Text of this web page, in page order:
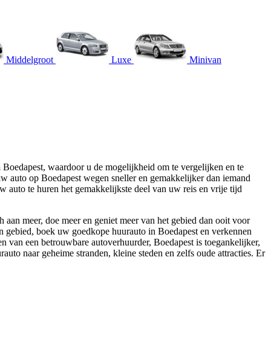
Middelgroot Luxe Minivan
waardoor u de mogelijkheid om te vergelijken en te
auto op Boedapest wegen sneller en gemakkelijker dan iemand
auto te huren het gemakkelijkste deel van uw reis en vrije tijd
meer, doe meer en geniet meer van het gebied dan ooit voor
boek uw goedkope huurauto in Boedapest en verkennen
een betrouwbare autoverhuurder, Boedapest is toegankelijker,
naar geheime stranden, kleine steden en zelfs oude attracties. Er